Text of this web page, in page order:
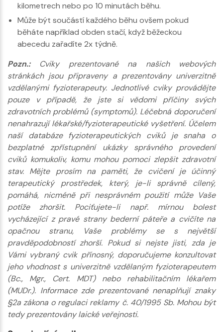
kilometrech nebo po 10 minutách běhu.
Může být součástí každého běhu ovšem pokud
běháte například obden stačí, když běžeckou
abecedu zařadíte 2x týdně.
Pozn.: Cviky prezentované na našich webových
stránkách jsou připraveny a prezentovány univerzitně
vzdělanými fyzioterapeuty. Jednotlivé cviky provádějte
pouze v případě, že jste si vědomi příčiny svých
zdravotních problémů (symptomů). Léčebná doporučení
nenahrazují lékařské/fyzioterapeutické vyšetření. Účelem
naší databáze fyzioterapeutických cviků je snaha o
bezplatné zpřístupnění ukázky správného provedení
cviků komukoliv, komu mohou pomoci zlepšit zdravotní
stav. Mějte prosím na paměti, že cvičení je účinný
terapeutický prostředek, který, je-li správně cílený,
pomáhá, nicméně při nesprávném použití může Vaše
potíže zhoršit. Pociťujete-li např. mírnou bolest
vycházející z pravé strany bederní páteře a cvičíte na
opačnou stranu, Vaše problémy se s největší
pravděpodobností zhorší. Pokud si nejste jisti, zda je
Vámi vybraný cvik přínosný, doporučujeme konzultovat
jeho vhodnost s univerzitně vzdělaným fyzioterapeutem
(Bc., Mgr., Cert. MDT) nebo rehabilitačním lékařem
(MUDr.). Informace zde prezentované nenaplňují znaky
§2a zákona o regulaci reklamy č. 40/1995 Sb. Mohou být
tedy prezentovány laické veřejnosti.